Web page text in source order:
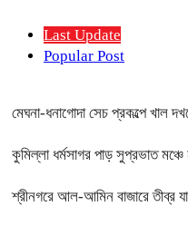
Last Update
Popular Post
মেঘনা-ধনাগোদা সেচ প্রকল্পে খাল
কুমিল্লা ধর্মসাগর পাড় সুপ্রভাত
শ্রীনগরে আল-আমিন বাজারে তীব্র